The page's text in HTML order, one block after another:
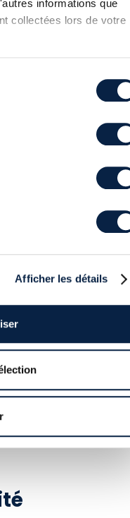
informations que
collectées lors de votre
Afficher les détails
username